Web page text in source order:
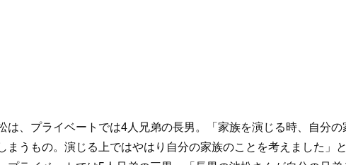
は、プライベートでは4人兄弟の長男。「家族を演じる時、自分の
まうもの。演じる上ではやはり自分の家族のことを考えました」